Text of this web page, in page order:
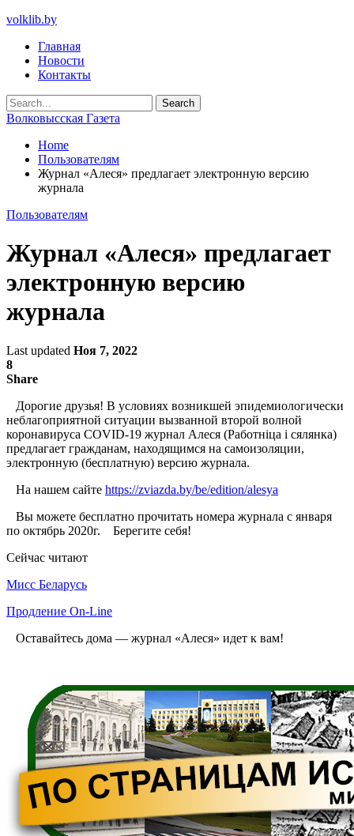
volklib.by
Главная
Новости
Контакты
Волковысская Газета
Home
Пользователям
Журнал «Алеся» предлагает электронную версию
журнала
Пользователям
Журнал «Алеся» предлагает
электронную версию
журнала
Last updated Ноя 7, 2022
8
Share
Дорогие друзья! В условиях возникшей эпидемиологически
неблагоприятной ситуации вызванной второй волной
коронавируса COVID-19 журнал Алеся (Работнiца i сялянка)
предлагает гражданам, находящимся на самоизоляции,
электронную (бесплатную) версию журнала.
На нашем сайте https://zviazda.by/be/edition/alesya
Вы можете бесплатно прочитать номера журнала с января
по октябрь 2020г.
Берегите себя!
Сейчас читают
Мисс Беларусь
Продление On-Line
Оставайтесь дома — журнал «Алеся» идет к вам!